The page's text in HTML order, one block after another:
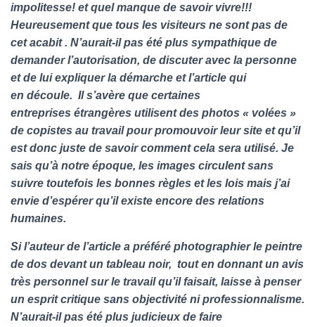
impolitesse! et quel manque de savoir vivre!!!
Heureusement que tous les visiteurs ne sont pas de
cetacabit . N’aurait-il pas été plus sympathique de
demander l’autorisation, de discuter avec la personne
et de lui expliquer la démarche et l’article qui
en découle. Il s’avère que certaines
entreprises étrangères utilisent des photos « volées »
de copistes au travail pour promouvoir leur site et qu’il
est donc juste de savoir comment cela sera utilisé. Je
sais qu’à notre époque, les images circulent sans
suivre toutefois les bonnes règles et les lois mais j’ai
envie d’espérer qu’il existe encore des relations
humaines.
Si l’auteur de l’article a préféré photographier le peintre
de dos devant un tableau noir, tout en donnant un avis
très personnel sur le travail qu’il faisait, laisse à penser
un esprit critique sans objectivité ni professionnalisme.
N’aurait-il pas été plus judicieux de faire